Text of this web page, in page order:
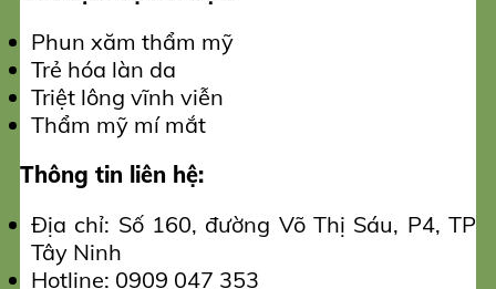
Phun xăm thẩm mỹ
Trẻ hóa làn da
Triệt lông vĩnh viễn
Thẩm mỹ mí mắt
Thông tin liên hệ:
Địa chỉ: Số 160, đường Võ Thị Sáu, P4, TP
Tây Ninh
Hotline: 0909 047 353